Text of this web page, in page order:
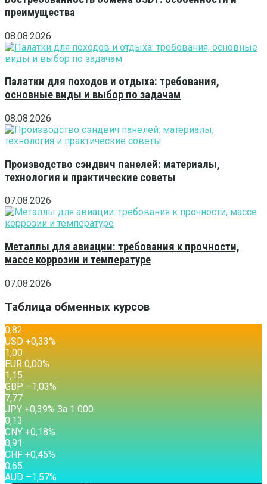
преимущества
08.08.2026
Палатки для походов и отдыха: требования,
основные виды и выбор по задачам
08.08.2026
Производство сэндвич панелей: материалы,
технология и практические советы
07.08.2026
Металлы для авиации: требования к прочности,
массе коррозии и температуре
07.08.2026
Таблица обменных курсов
0,82
USD +0,33%
1,00
EUR 0,00%
1,15
GBP –1,03%
7,77
JPY +0,39% За 1 000
0,13
CNY +0,18%
0,91
CHF +0,45%
0,65
AUD –1,57%